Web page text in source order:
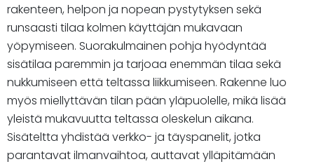
rakenteen, helpon ja nopean pystytyksen sekä
runsaasti tilaa kolmen käyttäjän mukavaan
yöpymiseen. Suorakulmainen pohja hyödyntää
sisätilaa paremmin ja tarjoaa enemmän tilaa sekä
nukkumiseen että teltassa liikkumiseen. Rakenne luo
myös miellyttävän tilan pään yläpuolelle, mikä lisää
yleistä mukavuutta teltassa oleskelun aikana.
Sisäteltta yhdistää verkko- ja täyspanelit, jotka
parantavat ilmanvaihtoa, auttavat ylläpitämään